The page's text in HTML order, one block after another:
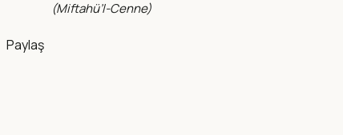
(Miftahü’l-Cenne)
Paylaş